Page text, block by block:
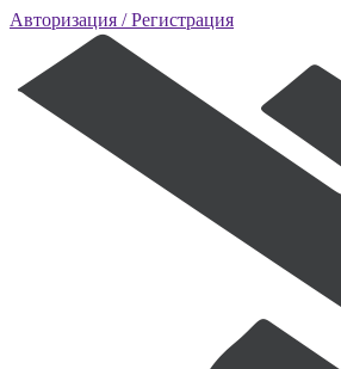
Авторизация / Регистрация